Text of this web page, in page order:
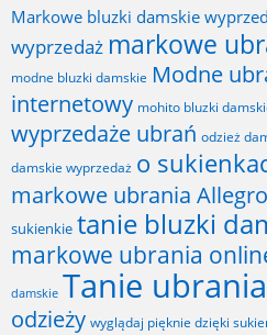
Markowe bluzki damskie
wyprzedaż markowe
modne bluzki damskie Modne
internetowy mohito bluzki
wyprzedaże ubrań odzież
damskie wyprzedaż o
markowe ubrania Allegro
sukienkie tanie bluzki
markowe ubrania
damskie Tanie ubrania
odzieży wyglądaj pięknie dzięki